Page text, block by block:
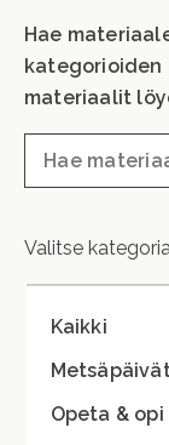
Hae
kategorioiden
materiaalit
Valitse
Kaikki
Opeta & opi